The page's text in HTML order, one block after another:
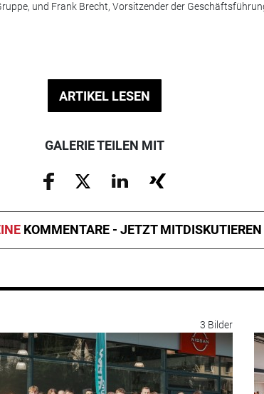
und Frank Brecht, Vorsitzender der
ARTIKEL LESEN
GALERIE TEILEN MIT
KOMMENTARE - JETZT MITDISKUTIEREN
3 Bilder